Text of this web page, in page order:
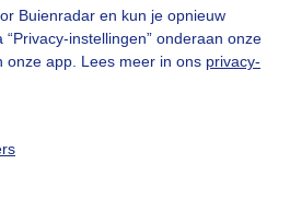
Buienradar en kun je opnieuw
instellingen” onderaan onze
onze app. Lees meer in ons privacy-